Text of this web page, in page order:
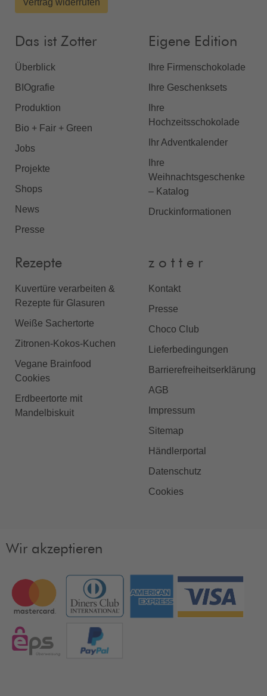
Vertrag widerrufen
Das ist Zotter
Überblick
BIOgrafie
Produktion
Bio + Fair + Green
Jobs
Projekte
Shops
News
Presse
Eigene Edition
Ihre Firmenschokolade
Ihre Geschenksets
Ihre
Hochzeitsschokolade
Ihr Adventkalender
Ihre
Weihnachtsgeschenke
– Katalog
Druckinformationen
Rezepte
Kuvertüre verarbeiten &
Rezepte für Glasuren
Weiße Sachertorte
Zitronen-Kokos-Kuchen
Vegane Brainfood
Cookies
Erdbeertorte mit
Mandelbiskuit
z o t t e r
Kontakt
Presse
Choco Club
Lieferbedingungen
Barrierefreiheitserklärung
AGB
Impressum
Sitemap
Händlerportal
Datenschutz
Cookies
Wir akzeptieren